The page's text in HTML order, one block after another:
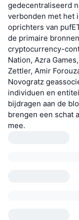
gedecentraliseerd
verbonden met het
oprichters van
de primaire
cryptocurrency-
Nation, Azra
Zettler, Amir
Novogratz
individuen en
bijdragen aan de
brengen een schat
mee.